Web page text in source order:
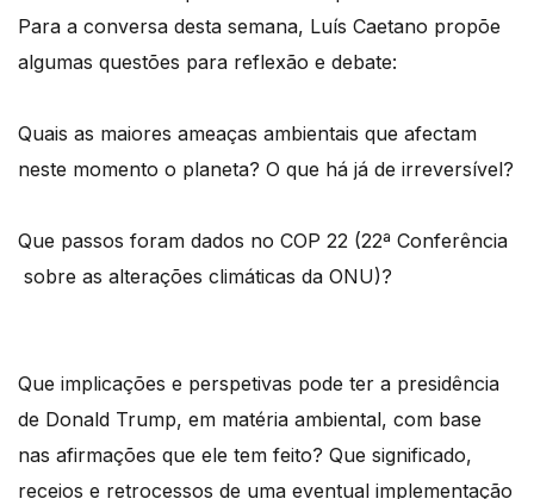
Para a conversa desta semana, Luís Caetano propõe
algumas questões para reflexão e debate:
Quais as maiores ameaças ambientais que afectam
neste momento o planeta? O que há já de irreversível?
Que passos foram dados no COP 22 (22ª Conferência
sobre as alterações climáticas da ONU)?
Que implicações e perspetivas pode ter a presidência
de Donald Trump, em matéria ambiental, com base
nas afirmações que ele tem feito? Que significado,
receios e retrocessos de uma eventual implementação